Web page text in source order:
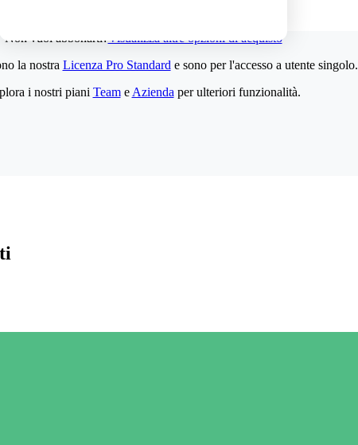
Non vuoi abbonarti?Visualizza altre opzioni di acquisto
la nostra Licenza Pro Standard e sono per l'accesso a utente singolo.
i nostri piani Teame Azienda per ulteriori funzionalità.